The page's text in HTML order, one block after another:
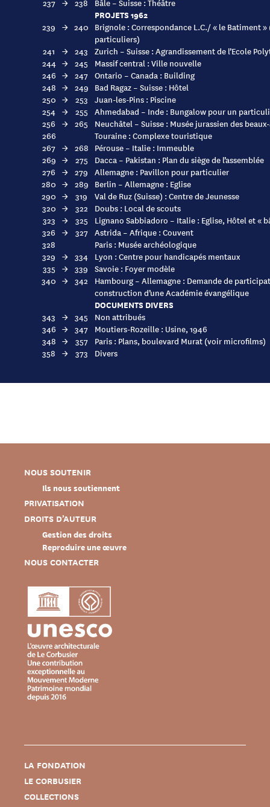
237 → 238 Bâle – Suisse : Théâtre
PROJETS 1962
239 → 240 Brignole : Correspondance L.C./ « le Batiment
particuliers)
241
→ 243 Zurich – Suisse : Agrandissement de l’Ecole
244 → 245
Massif central : Ville nouvelle
246 → 247 Ontario – Canada : Building
248 → 249 Bad Ragaz – Suisse : Hôtel
250 → 253 Juan-les-Pins : Piscine
254 → 255 Ahmedabad – Inde : Bungalow pour un
256 → 265
Neuchâtel – Suisse : Musée jurassien des
266
Touraine : Complexe touristique
267 → 268 Pérouse – Italie : Immeuble
269 → 275
Dacca – Pakistan : Plan du siège de l’assemblée
276 → 279 Allemagne : Pavillon pour particulier
280 → 289 Berlin – Allemagne : Eglise
290 → 319
Val de Ruz (Suisse) : Centre de Jeunesse
320 → 322
Doubs : Local de scouts
323 → 325
Lignano Sabbiadoro – Italie : Eglise, Hôtel et «
326 → 327 Astrida – Afrique : Couvent
328
Paris : Musée archéologique
329 → 334 Lyon : Centre pour handicapés mentaux
335 → 339 Savoie : Foyer modèle
340 → 342 Hambourg – Allemagne : Demande de
construction d’une Académie évangélique
DOCUMENTS DIVERS
343 → 345
Non attribués
346 → 347 Moutiers-Rozeille : Usine, 1946
348 → 357
Paris : Plans, boulevard Murat (voir microfilms)
358 → 373 Divers
NOUS SOUTENIR
Ils nous soutiennent
PRIVATISATION
DROITS D’AUTEUR
Gestion des droits
Reproduire une œuvre
NOUS CONTACTER
LA FONDATION
LE CORBUSIER
COLLECTIONS